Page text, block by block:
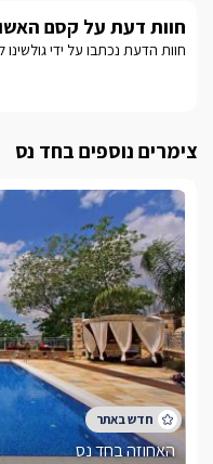
בחורף
החורף.
כלול באירוח
חוות דעת על קסם
חוות הדעת נכתבו על ידי
צימרים נוספים בחד נס
האחוזה בחד נס